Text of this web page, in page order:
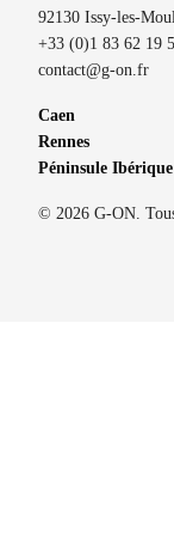
92130 Issy-les-
+33 (0)1 83 62 19
contact@g-on.fr
Caen
Rennes
Péninsule Ibérique
© 2026 G-ON.